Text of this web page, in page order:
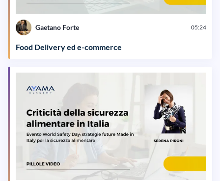
Gaetano Forte 05:24
Food Delivery ed e-commerce